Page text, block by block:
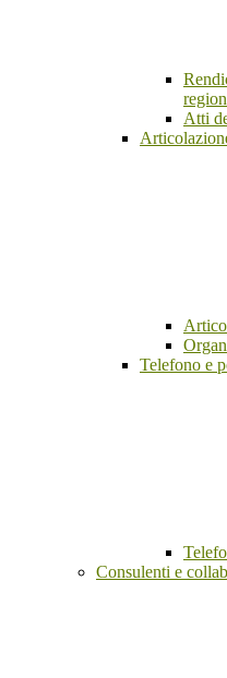
Atti
Telefono e
Consulenti e